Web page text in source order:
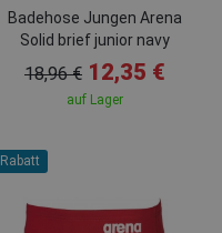
Badehose Jungen Arena
Solid brief junior navy
18,96 € 12,35 €
auf Lager
Rabatt